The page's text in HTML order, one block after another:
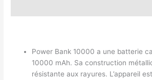
Power Bank 10000 a une batterie
10000 mAh. Sa construction
résistante aux rayures. L’appareil